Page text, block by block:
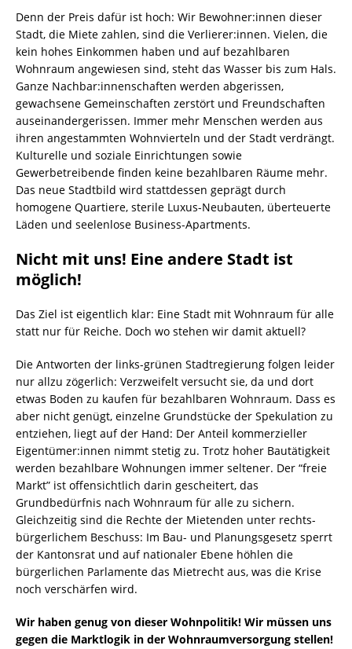
Denn der Preis dafür ist hoch: Wir Bewohner:innen dieser
Stadt, die Miete zahlen, sind die Verlierer:innen. Vielen, die
kein hohes Einkommen haben und auf bezahlbaren
Wohnraum angewiesen sind, steht das Wasser bis zum Hals.
Ganze Nachbar:innenschaften werden abgerissen,
gewachsene Gemeinschaften zerstört und Freundschaften
auseinandergerissen. Immer mehr Menschen werden aus
ihren angestammten Wohnvierteln und der Stadt verdrängt.
Kulturelle und soziale Einrichtungen sowie
Gewerbetreibende finden keine bezahlbaren Räume mehr.
Das neue Stadtbild wird stattdessen geprägt durch
homogene Quartiere, sterile Luxus-Neubauten, überteuerte
Läden und seelenlose Business-Apartments.
Nicht mit uns! Eine andere Stadt ist
möglich!
Das Ziel ist eigentlich klar: Eine Stadt mit Wohnraum für alle
statt nur für Reiche. Doch wo stehen wir damit aktuell?
Die Antworten der links-grünen Stadtregierung folgen leider
nur allzu zögerlich: Verzweifelt versucht sie, da und dort
etwas Boden zu kaufen für bezahlbaren Wohnraum. Dass es
aber nicht genügt, einzelne Grundstücke der Spekulation zu
entziehen, liegt auf der Hand: Der Anteil kommerzieller
Eigentümer:innen nimmt stetig zu. Trotz hoher Bautätigkeit
werden bezahlbare Wohnungen immer seltener. Der “freie
Markt” ist offensichtlich darin gescheitert, das
Grundbedürfnis nach Wohnraum für alle zu sichern.
Gleichzeitig sind die Rechte der Mietenden unter rechts-
bürgerlichem Beschuss: Im Bau- und Planungsgesetz sperrt
der Kantonsrat und auf nationaler Ebene höhlen die
bürgerlichen Parlamente das Mietrecht aus, was die Krise
noch verschärfen wird.
Wir haben genug von dieser Wohnpolitik! Wir müssen uns
gegen die Marktlogik in der Wohnraumversorgung stellen!